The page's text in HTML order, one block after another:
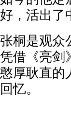
好，活出了
张桐是观众
凭借《亮剑
憨厚耿直的
回忆。